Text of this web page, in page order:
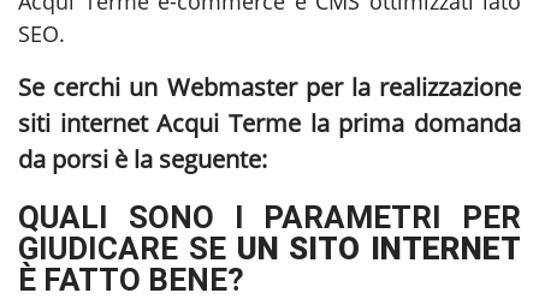
SEO.
Se cerchi un Webmaster per la realizzazione
siti internet Acqui Terme la prima domanda
da porsi è la seguente:
QUALI SONO I PARAMETRI PER
GIUDICARE SEUN SITO INTERNET
È FATTO BENE?